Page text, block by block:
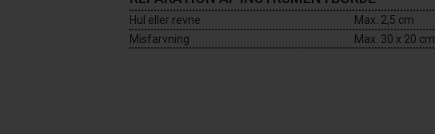
Hul eller revne Max. 2,5 cm
Misfarvning
Max. 30 x 20 cm